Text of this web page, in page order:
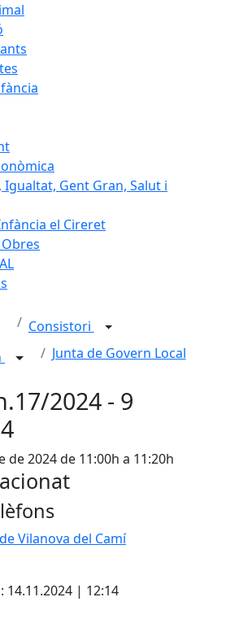
Igualtat, Gent Gran, Salut i
el Cireret
Consistori
Junta de Govern Local
2024 - 9
de 2024 de 11:00h a 11:20h
Vilanova del Camí
| 12:14